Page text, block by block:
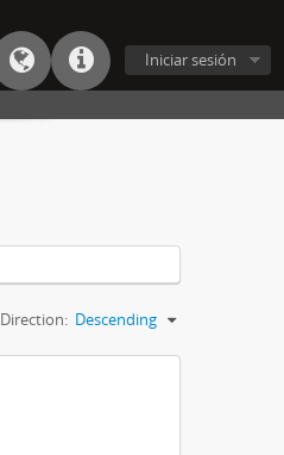
Iniciar sesión
Direction: Descending